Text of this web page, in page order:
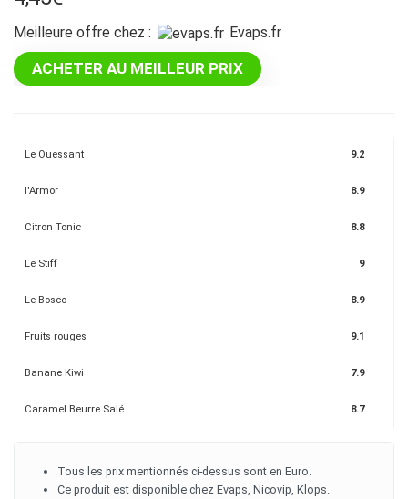
Meilleure offre chez : evaps.fr
ACHETER AU MEILLEUR PRIX
Le Ouessant 9.2
l'Armor 8.9
Citron Tonic 8.8
Le Stiff 9
Le Bosco 8.9
Fruits rouges 9.1
Banane Kiwi 7.9
Caramel Beurre Salé 8.7
Tous les prix mentionnés ci-dessus sont en Euro.
Ce produit est disponible chez Evaps, Nicovip, Klops.